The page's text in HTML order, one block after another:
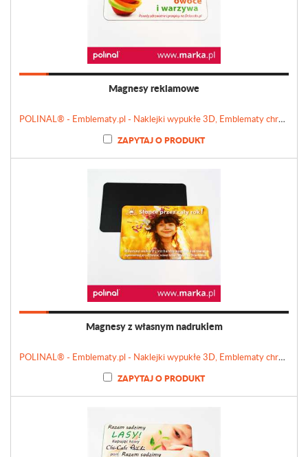
Magnesy reklamowe
POLINAL® - Emblematy.pl - Naklejki wypukłe 3D, Emblematy chromowane, Tabliczki, Etykiety
ZAPYTAJ O PRODUKT
Magnesy z własnym nadrukiem
POLINAL® - Emblematy.pl - Naklejki wypukłe 3D, Emblematy chromowane, Tabliczki, Etykiety
ZAPYTAJ O PRODUKT